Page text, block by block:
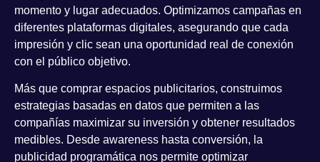
momento y lugar adecuados. Optimizamos campañas en
diferentes plataformas digitales, asegurando que cada
impresión y clic sean una oportunidad real de conexión
con el público objetivo.
Más que comprar espacios publicitarios, construimos
estrategias basadas en datos que permiten a las
compañías maximizar su inversión y obtener resultados
medibles. Desde awareness hasta conversión, la
publicidad programática nos permite optimizar